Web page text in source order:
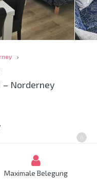
– Norderney
Maximale Belegung